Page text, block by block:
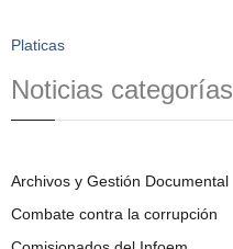
Platicas
Noticias categorías
Archivos y Gestión Documental
Combate contra la corrupción